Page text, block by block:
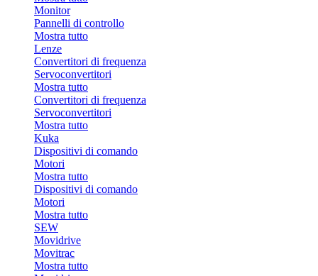
Monitor
Pannelli di controllo
Mostra tutto
Lenze
Convertitori di frequenza
Servoconvertitori
Mostra tutto
Convertitori di frequenza
Servoconvertitori
Mostra tutto
Kuka
Dispositivi di comando
Motori
Mostra tutto
Dispositivi di comando
Motori
Mostra tutto
SEW
Movidrive
Movitrac
Mostra tutto